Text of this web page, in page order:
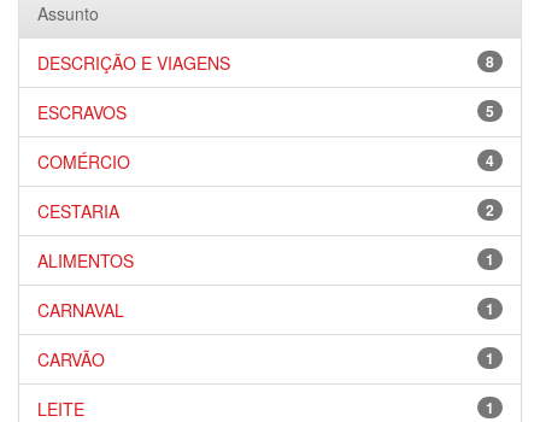
Assunto
8
DESCRIÇÃO E VIAGENS
5
ESCRAVOS
4
COMÉRCIO
2
CESTARIA
1
ALIMENTOS
1
CARNAVAL
1
CARVÃO
1
LEITE